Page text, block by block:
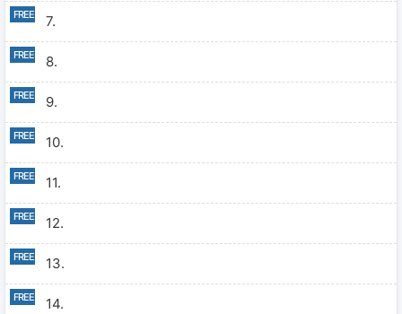
7.
8.
9.
10.
11.
12.
13.
14.